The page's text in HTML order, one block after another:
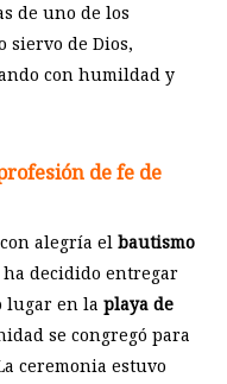
de uno de los
siervo de Dios,
con humildad y
de fe de
alegría el bautismo
decidido entregar
lugar en la playa de
se congregó para
ceremonia estuvo